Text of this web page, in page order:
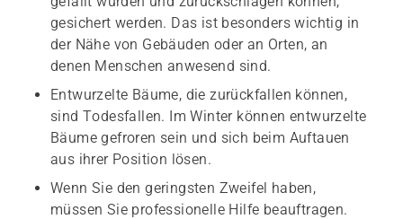
gesichert werden. Das ist besonders wichtig in
der Nähe von Gebäuden oder an Orten, an
denen Menschen anwesend sind.
Entwurzelte Bäume, die zurückfallen können,
sind Todesfallen. Im Winter können entwurzelte
Bäume gefroren sein und sich beim Auftauen
aus ihrer Position lösen.
Wenn Sie den geringsten Zweifel haben,
müssen Sie professionelle Hilfe beauftragen.